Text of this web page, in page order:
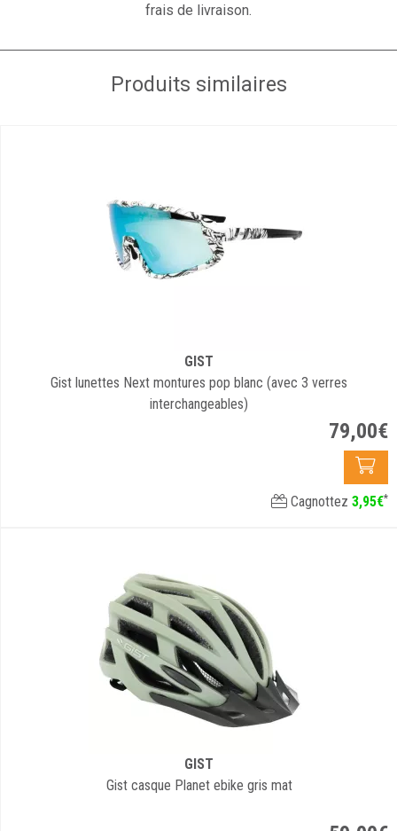
frais de livraison.
Produits similaires
GIST
Gist lunettes Next montures pop blanc (avec 3 verres
interchangeables)
79,00€
Cagnottez 3,95€*
GIST
Gist casque Planet ebike gris mat